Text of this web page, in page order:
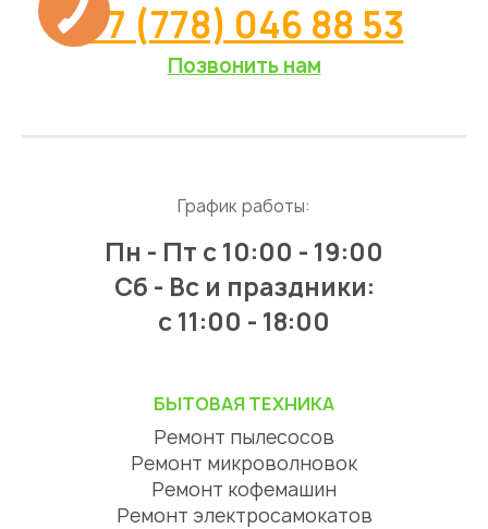
+7 (778) 046 88 53
Позвонить нам
График работы:
Пн - Пт с 10:00 - 19:00
Сб - Вс и праздники:
c 11:00 - 18:00
БЫТОВАЯ ТЕХНИКА
Ремонт пылесосов
Ремонт микроволновок
Ремонт кофемашин
Ремонт электросамокатов